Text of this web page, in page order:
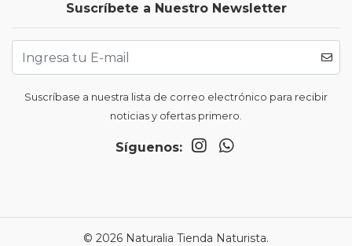
Suscríbete a Nuestro Newsletter
Suscríbase a nuestra lista de correo electrónico para recibir
noticias y ofertas primero.
Síguenos:
© 2026 Naturalia Tienda Naturista.